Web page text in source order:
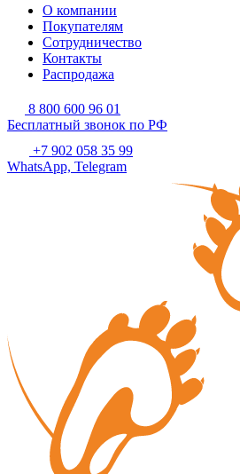
О компании
Покупателям
Сотрудничество
Контакты
Распродажа
8 800 600 96 01
Бесплатный звонок по РФ
+7 902 058 35 99
WhatsApp, Telegram